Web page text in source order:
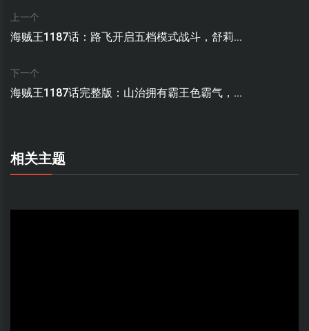
上一个
海贼王1187话：路飞开启五档模式战斗，舒莉...
下一个
海贼王1187话完整版：山治拥有霸王色霸气，...
相关主题